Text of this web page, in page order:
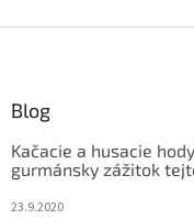
Blog
Kačacie a husacie
gurmánsky zážitok
23.9.2020